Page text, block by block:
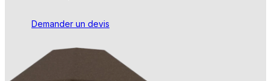
Demander un devis